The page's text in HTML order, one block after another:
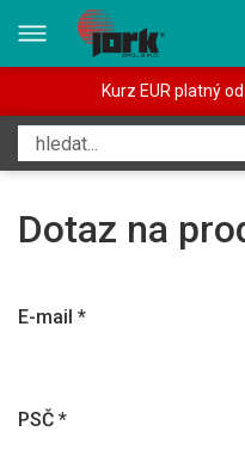
Kurz EUR platný
Dotaz na
E-mail *
PSČ *